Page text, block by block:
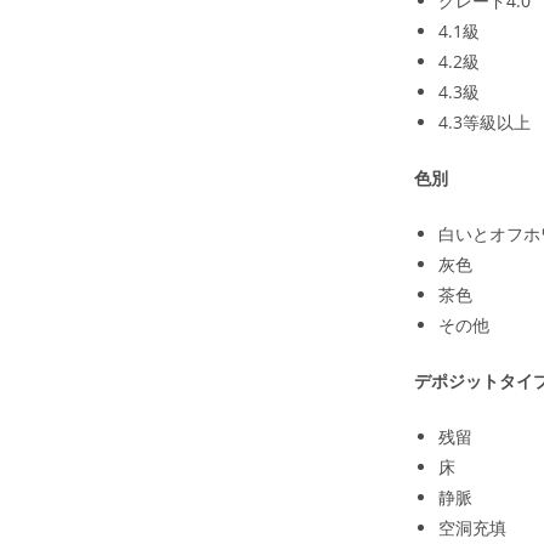
4.1級
4.2級
4.3級
4.3等級以上
色別
白いとオフホ
灰色
茶色
その他
デポジットタイ
残留
床
静脈
空洞充填